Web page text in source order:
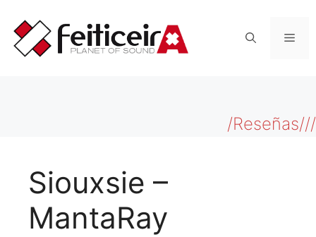
contenido
/Reseñas///
Siouxsie –
MantaRay